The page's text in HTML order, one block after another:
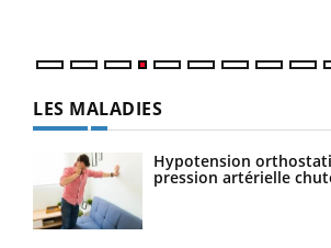
LES MALADIES
Hypotension
pression artérielle